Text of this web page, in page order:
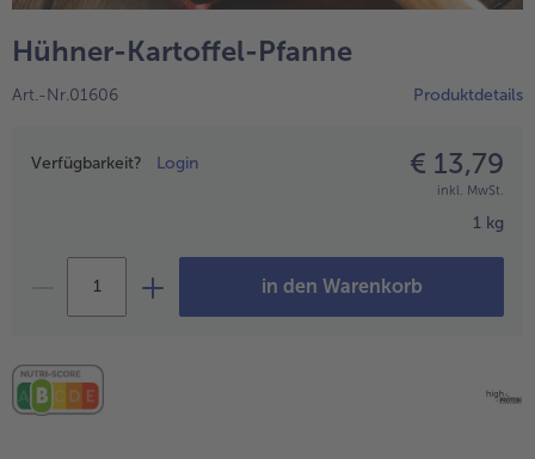
alle Obst
alle Süße Vielfalt
Confiserie & Feinkost
alle Küchenhelfer
Hühner-Kartoffel-Pfanne
Art.-Nr.01606 Produktdetails
Preisangabe
Verfügbarkeit? Login € 13,79
inkl. MwSt.
1 kg
in den Warenkorb